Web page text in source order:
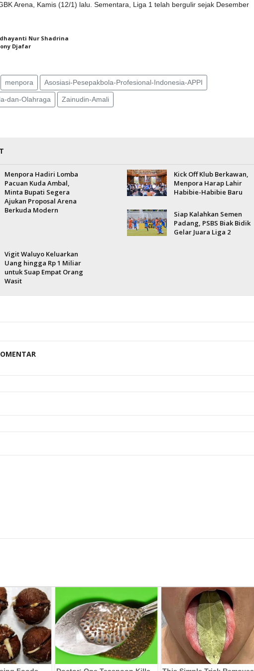
Arena, Kamis (12/1) lalu. Sementara, Liga 1 telah bergulir sejak Desember
Nur Shadrina
Djafar
menpora Asosiasi-Pesepakbola-Profesional-Indonesia-APPI
dan-Olahraga Zainudin-Amali
Menpora Hadiri Lomba
Pacuan Kuda Ambal,
Minta Bupati Segera
Ajukan Proposal Arena
Berkuda Modern
Kick Off Klub Berkawan,
Menpora Harap Lahir
Habibie-Habibie Baru
Siap Kalahkan Semen
Padang, PSBS Biak Bidik
Gelar Juara Liga 2
Vigit Waluyo Keluarkan
Uang hingga Rp 1 Miliar
untuk Suap Empat Orang
Wasit